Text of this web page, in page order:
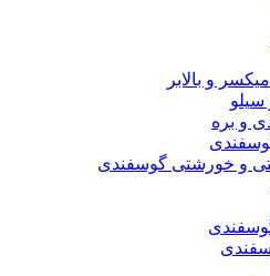
و بالابر
سیلو
و بره
و خورشتی گوسفندی